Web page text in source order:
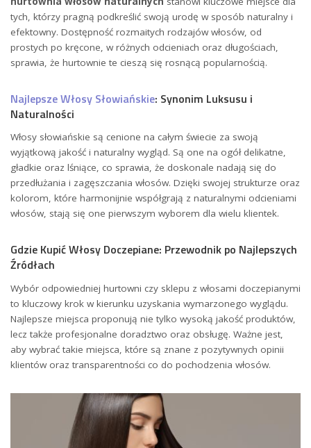
tych, którzy pragną podkreślić swoją urodę w sposób naturalny i
efektowny. Dostępność rozmaitych rodzajów włosów, od
prostych po kręcone, w różnych odcieniach oraz długościach,
sprawia, że hurtownie te cieszą się rosnącą popularnością.
Najlepsze Włosy Słowiańskie: Synonim Luksusu i
Naturalności
Włosy słowiańskie są cenione na całym świecie za swoją
wyjątkową jakość i naturalny wygląd. Są one na ogół delikatne,
gładkie oraz lśniące, co sprawia, że doskonale nadają się do
przedłużania i zagęszczania włosów. Dzięki swojej strukturze oraz
kolorom, które harmonijnie współgrają z naturalnymi odcieniami
włosów, stają się one pierwszym wyborem dla wielu klientek.
Gdzie Kupić Włosy Doczepiane: Przewodnik po Najlepszych
Źródłach
Wybór odpowiedniej hurtowni czy sklepu z włosami doczepianymi
to kluczowy krok w kierunku uzyskania wymarzonego wyglądu.
Najlepsze miejsca proponują nie tylko wysoką jakość produktów,
lecz także profesjonalne doradztwo oraz obsługę. Ważne jest,
aby wybrać takie miejsca, które są znane z pozytywnych opinii
klientów oraz transparentności co do pochodzenia włosów.